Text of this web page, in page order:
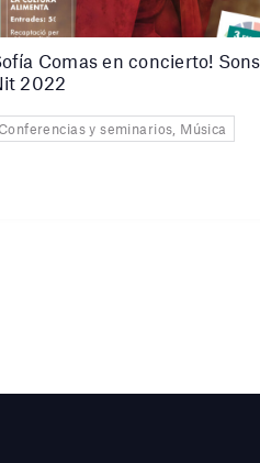
Comas en concierto!
2022
Conferencias y seminarios, Música